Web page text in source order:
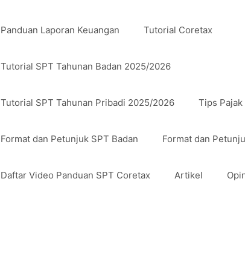
Panduan Laporan Keuangan Tutorial Coretax
Tutorial SPT Tahunan Badan 2025/2026
Tutorial SPT Tahunan Pribadi 2025/2026 Tips
Format dan Petunjuk SPT Badan Format dan
Daftar Video Panduan SPT Coretax Artikel